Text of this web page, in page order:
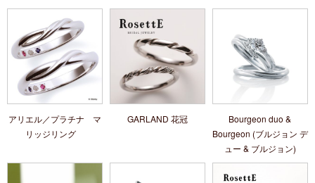
アリエル／プラチナ マ
リッジリング
GARLAND 花冠
Bourgeon duo &
Bourgeon (ブルジョン デ
ュー & ブルジョン)